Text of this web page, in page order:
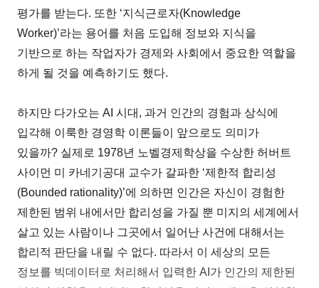
평가를 받는다. 또한 ‘지식근로자(Knowledge
Worker)’라는 용어를 처음 도입해 정보와 지식을
기반으로 하는 작업자가 경제와 사회에서 중요한 역할을
하게 될 것을 예측하기도 했다.
하지만 다가오는 AI 시대, 과거 인간의 경험과 상식에
입각해 이룩한 경영학 이론들이 앞으로도 의미가
있을까? 실제로 1978년 노벨경제학상을 수상한 허버트
사이먼 미 카네기공대 교수가 갈파한 ‘제한적 합리성
(Bounded rationality)’에 의하면 인간은 자신이 경험한
제한된 범위 내에서만 합리성을 가질 뿐 미지의 세계에서
살고 있는 사람이나 그곳에서 일어난 사건에 대해서는
합리적 판단을 내릴 수 없다. 따라서 이 세상의 모든
정보를 빅데이터로 처리해서 입력한 AI가 인간의 제한된